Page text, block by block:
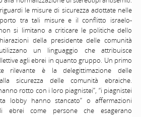
le misure di sicurezza adottate nelle
tra tali misure e il conflitto israelo-
si limitano a criticare le politiche dello
della presidente delle comunità
un linguaggio che attribuisce
agli ebrei in quanto gruppo. Un primo
rilevante è la delegittimazione delle
sicurezza delle comunità ebraiche.
rotto con i loro piagnistei”, “i piagnistei
lobby hanno stancato” o affermazioni
ebrei come persone che esagerano